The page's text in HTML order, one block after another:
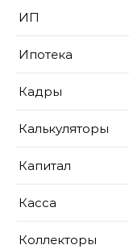
ИП
Ипотека
Кадры
Калькуляторы
Капитал
Касса
Коллекторы